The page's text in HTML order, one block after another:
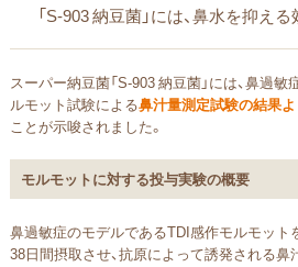
「S-903 納豆菌」には、鼻水を抑え
スーパー納豆菌「S-903 納豆菌」には、鼻過
ルモット試験による鼻汁量測定試験の結果
ことが示唆されました。
モルモットに対する投与実験の概要
鼻過敏症のモデルであるTDI感作モルモット
38日間摂取させ、抗原によって誘発される鼻